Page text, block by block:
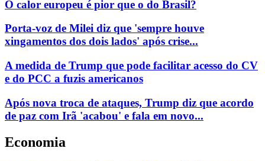
O calor europeu é pior que o do Brasil?
Porta-voz de Milei diz que 'sempre houve
xingamentos dos dois lados' após crise...
A medida de Trump que pode facilitar acesso do CV
e do PCC a fuzis americanos
Após nova troca de ataques, Trump diz que acordo
de paz com Irã 'acabou' e fala em novo...
Economia